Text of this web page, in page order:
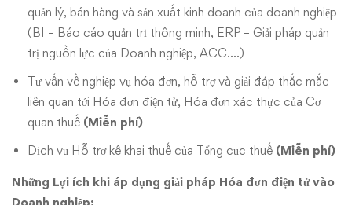
quản lý, bán hàng và sản xuất kinh doanh của doanh nghiệp
(BI – Báo cáo quản trị thông minh, ERP – Giải pháp quản
trị nguồn lực của Doanh nghiệp, ACC….)
Tư vấn về nghiệp vụ hóa đơn, hỗ trợ và giải đáp thắc mắc
liên quan tới Hóa đơn điện tử, Hóa đơn xác thực của Cơ
quan thuế (Miễn phí)
Dịch vụ Hỗ trợ kê khai thuế của Tổng cục thuế (Miễn phí)
Những Lợi ích khi áp dụng giải pháp Hóa đơn điện tử vào